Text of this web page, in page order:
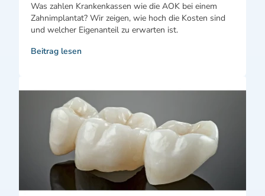
Was zahlen Krankenkassen wie die AOK bei einem
Zahnimplantat? Wir zeigen, wie hoch die Kosten sind
und welcher Eigenanteil zu erwarten ist.
Beitrag lesen